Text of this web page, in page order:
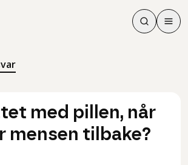
Søk
Søk
Meny
med pillen, når
mensen tilbake?